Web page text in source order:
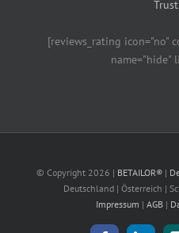
[reviews_rating icon="no"
name="hide"
© Copyright 2026 | BETAILOR® |
Deutschland | Österreich |
Impressum | AGB |